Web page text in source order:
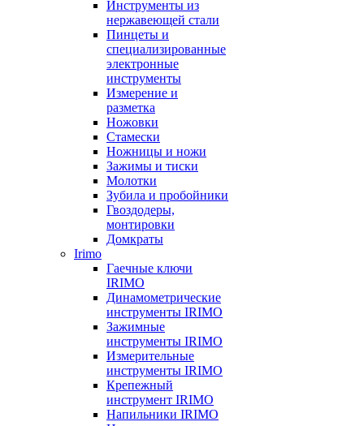
Инструменты из
нержавеющей стали
Пинцеты и
специализированные
электронные
инструменты
Измерение и
разметка
Ножовки
Стамески
Ножницы и ножи
Зажимы и тиски
Молотки
Зубила и пробойники
Гвоздодеры,
монтировки
Домкраты
Irimo
Гаечные ключи
IRIMO
Динамометрические
инструменты IRIMO
Зажимные
инструменты IRIMO
Измерительные
инструменты IRIMO
Крепежный
инструмент IRIMO
Напильники IRIMO